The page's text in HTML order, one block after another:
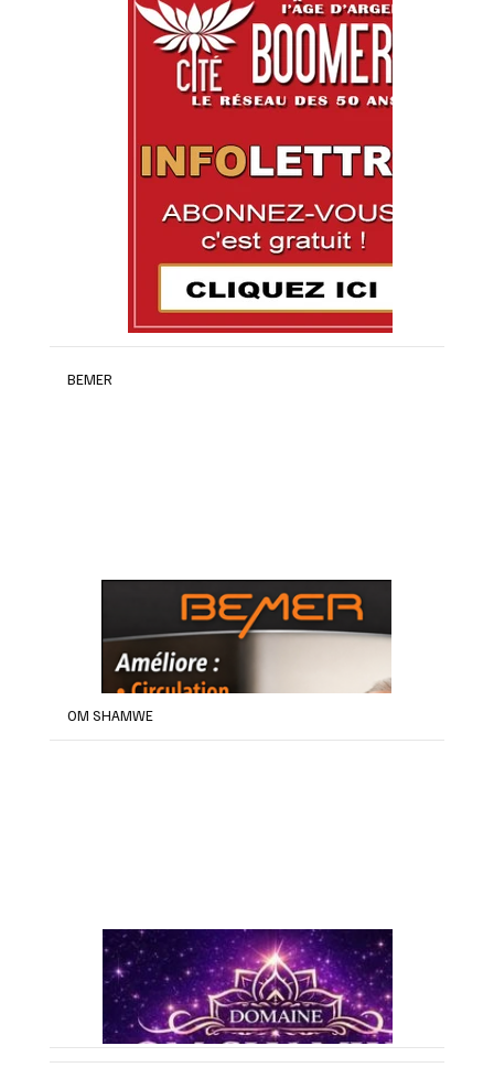
BEMER
OM SHAMWE